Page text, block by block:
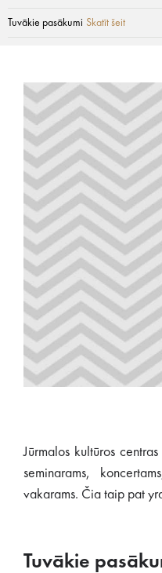
Tuvākie pasākumi Skatīt šeit
Jūrmalos kultūros
seminarams,
vakarams. Čia taip pat
Tuvākie